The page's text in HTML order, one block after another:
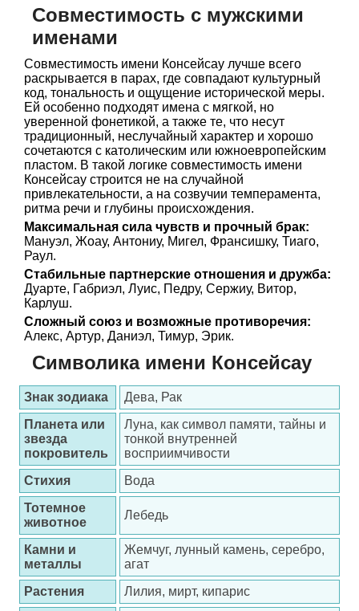
Совместимость с мужскими
именами
Совместимость имени Консейсау лучше всего
раскрывается в парах, где совпадают культурный
код, тональность и ощущение исторической меры.
Ей особенно подходят имена с мягкой, но
уверенной фонетикой, а также те, что несут
традиционный, неслучайный характер и хорошо
сочетаются с католическим или южноевропейским
пластом. В такой логике совместимость имени
Консейсау строится не на случайной
привлекательности, а на созвучии темперамента,
ритма речи и глубины происхождения.
Максимальная сила чувств и прочный брак:
Мануэл, Жоау, Антониу, Мигел, Франсишку, Тиаго,
Раул.
Стабильные партнерские отношения и дружба:
Дуарте, Габриэл, Луис, Педру, Сержиу, Витор,
Карлуш.
Сложный союз и возможные противоречия:
Алекс, Артур, Даниэл, Тимур, Эрик.
Символика имени Консейсау
Знак зодиака
Дева, Рак
Планета или
звезда
покровитель
Луна, как символ памяти, тайны и
тонкой внутренней
восприимчивости
Стихия
Вода
Тотемное
животное
Лебедь
Камни и
металлы
Жемчуг, лунный камень, серебро,
агат
Растения
Лилия, мирт, кипарис